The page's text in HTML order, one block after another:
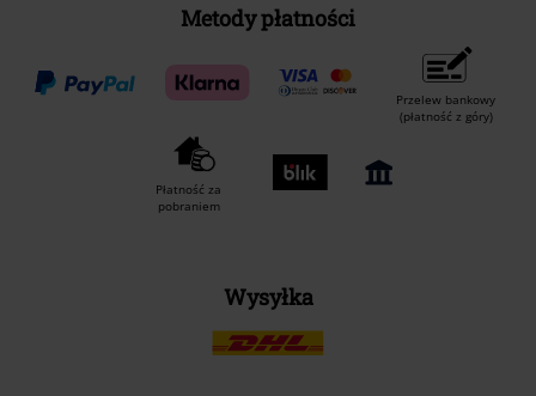
Metody płatności
Przelew bankowy
(płatność z góry)
Płatność za
pobraniem
Wysyłka